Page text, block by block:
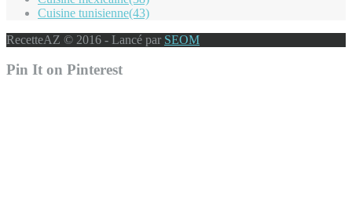
Cuisine tunisienne(43)
RecetteAZ © 2016 - Lancé par SEOM
Pin It on Pinterest